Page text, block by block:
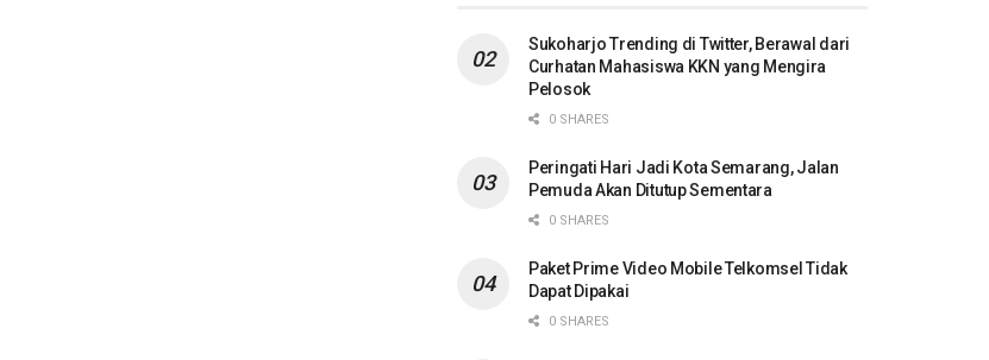
Sukoharjo Trending di Twitter, Berawal dari
Curhatan Mahasiswa KKN yang Mengira
Pelosok
0 SHARES
Peringati Hari Jadi Kota Semarang, Jalan
Pemuda Akan Ditutup Sementara
0 SHARES
Paket Prime Video Mobile Telkomsel Tidak
Dapat Dipakai
0 SHARES